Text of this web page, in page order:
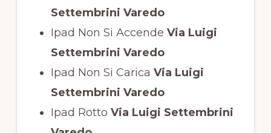
Settembrini Varedo
Ipad Non Si Accende Via Luigi
Settembrini Varedo
Ipad Non Si Carica Via Luigi
Settembrini Varedo
Ipad Rotto Via Luigi Settembrini